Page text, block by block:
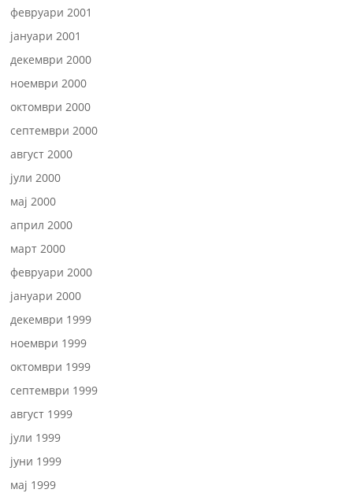
февруари 2001
јануари 2001
декември 2000
ноември 2000
октомври 2000
септември 2000
август 2000
јули 2000
мај 2000
април 2000
март 2000
февруари 2000
јануари 2000
декември 1999
ноември 1999
октомври 1999
септември 1999
август 1999
јули 1999
јуни 1999
мај 1999